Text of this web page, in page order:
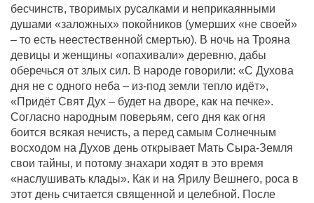
бесчинств, творимых русалками и неприкаянными
душами «заложных» покойников (умерших «не своей»
– то есть неестественной смертью). В ночь на Трояна
девицы и женщины «опахивали» деревню, дабы
оберечься от злых сил. В народе говорили: «С Духова
дня не с одного неба – из-под земли тепло идёт»,
«Придёт Свят Дух – будет на дворе, как на печке».
Согласно народным поверьям, сего дня как огня
боится всякая нечисть, а перед самым Солнечным
восходом на Духов день открывает Мать Сыра-Земля
свои тайны, и потому знахари ходят в это время
«наслушивать клады». Как и на Ярилу Вешнего, роса в
этот день считается священной и целебной. После